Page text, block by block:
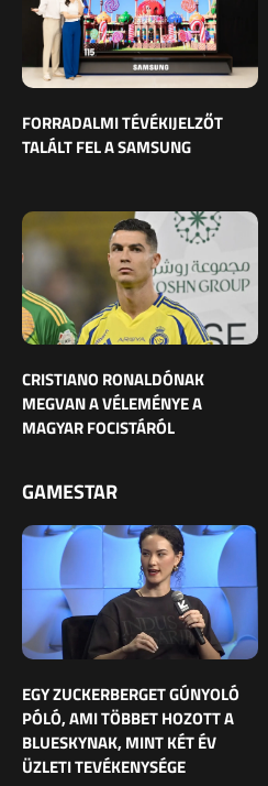
FORRADALMI TÉVÉKIJELZŐT
TALÁLT FEL A SAMSUNG
CRISTIANO RONALDÓNAK
MEGVAN A VÉLEMÉNYE A
MAGYAR FOCISTÁRÓL
GAMESTAR
EGY ZUCKERBERGET GÚNYOLÓ
PÓLÓ, AMI TÖBBET HOZOTT A
BLUESKYNAK, MINT KÉT ÉV
ÜZLETI TEVÉKENYSÉGE